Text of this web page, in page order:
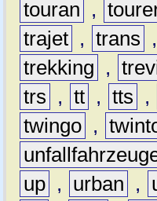
touran ,
trajet , trans ,
trekking
,
trs
, tt , tts ,
twingo ,
up , urban ,